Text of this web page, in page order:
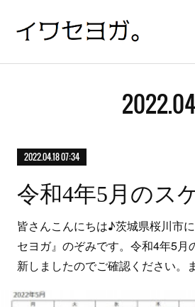
2022.
2022.04.18 07:34
令和4年5月のス
皆さんこんにちは♪茨城県桜川市
セヨガ』のぞみです。令和4年5月
新しましたのでご確認ください